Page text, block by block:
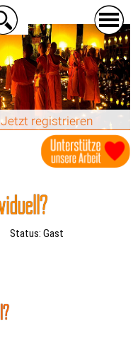
Jetzt registrieren
Status: Gast